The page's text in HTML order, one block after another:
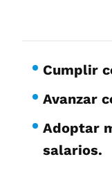
Cumplir
Avanzar
Adoptar
salarios.